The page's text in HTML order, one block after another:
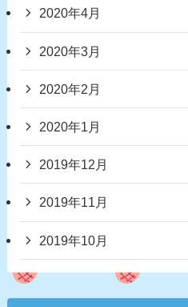
2020年4月
2020年3月
2020年2月
2020年1月
2019年12月
2019年11月
2019年10月